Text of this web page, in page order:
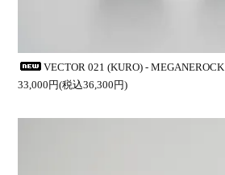
VECTOR 021 (KURO) - MEGANEROCK
33,000円(税込36,300円)